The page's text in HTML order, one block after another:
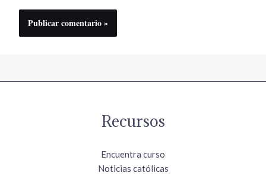
Recursos
Encuentra curso
Noticias católicas